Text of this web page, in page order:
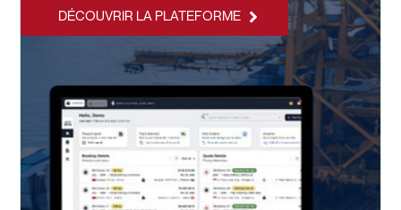
DÉCOUVRIR LA PLATEFORME